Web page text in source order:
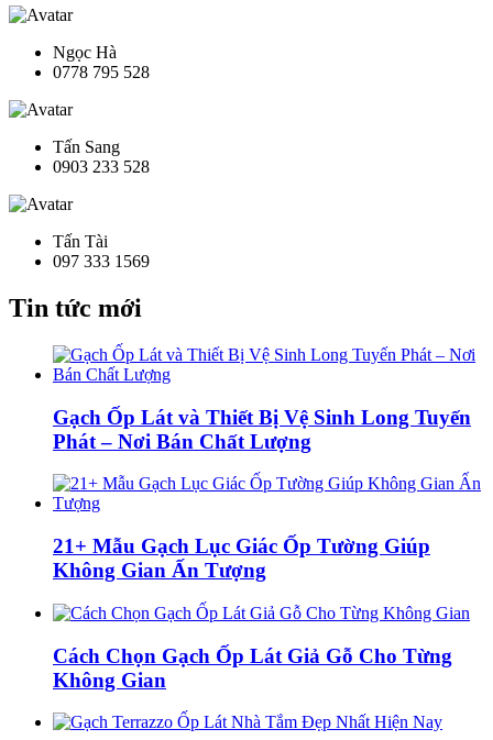
Ngọc Hà
0778 795 528
Tấn Sang
0903 233 528
Tấn Tài
097 333 1569
Tin tức mới
Gạch Ốp Lát và Thiết Bị Vệ Sinh Long Tuyến
Phát – Nơi Bán Chất Lượng
21+ Mẫu Gạch Lục Giác Ốp Tường Giúp
Không Gian Ấn Tượng
Cách Chọn Gạch Ốp Lát Giả Gỗ Cho Từng
Không Gian